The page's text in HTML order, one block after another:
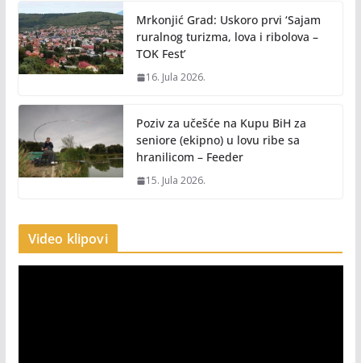
Mrkonjić Grad: Uskoro prvi ‘Sajam
ruralnog turizma, lova i ribolova –
TOK Fest’
16. Jula 2026.
Poziv za učešće na Kupu BiH za
seniore (ekipno) u lovu ribe sa
hranilicom – Feeder
15. Jula 2026.
Video klipovi